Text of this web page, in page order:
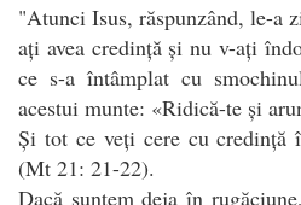
"Atunci Isus, răspunzând, le-a
ați avea credință și nu v-ați
ce s-a întâmplat cu
acestui munte: «Ridică-te și
Și tot ce veți cere cu credință
(Mt 21: 21-22).
Dacă suntem deja în